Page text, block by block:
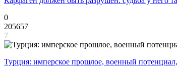
0
205657
7
Турция: имперское прошлое, военный